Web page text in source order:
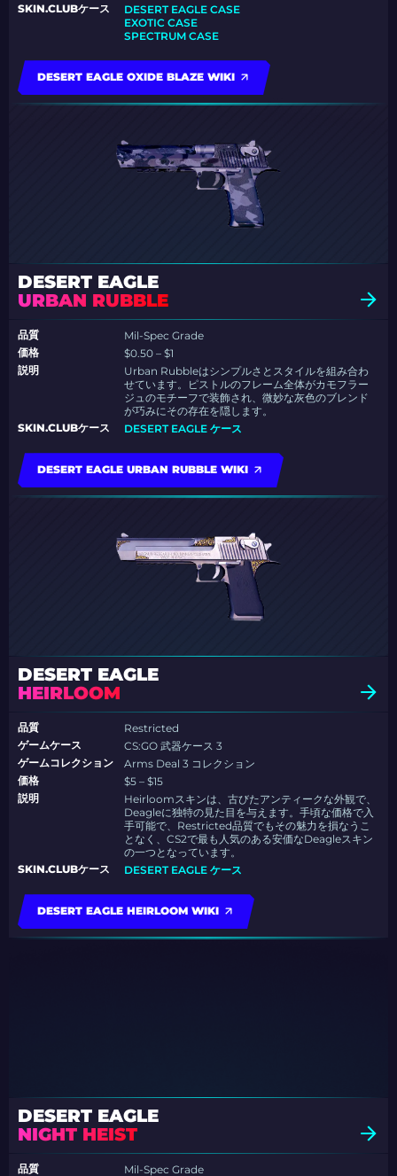
SKIN.CLUBケース
DESERT EAGLE CASE
EXOTIC CASE
SPECTRUM CASE
DESERT EAGLE OXIDE BLAZE WIKI
DESERT EAGLE
URBAN RUBBLE
品質
Mil-Spec Grade
価格
$0.50 – $1
説明
Urban Rubbleはシンプルさとスタイルを組み合わ
せています。ピストルのフレーム全体がカモフラー
ジュのモチーフで装飾され、微妙な灰色のブレンド
が巧みにその存在を隠します。
SKIN.CLUBケース
DESERT EAGLE ケース
DESERT EAGLE URBAN RUBBLE WIKI
DESERT EAGLE
HEIRLOOM
品質
Restricted
ゲームケース
CS:GO 武器ケース 3
ゲームコレクション
Arms Deal 3 コレクション
価格
$5 – $15
説明
Heirloomスキンは、古びたアンティークな外観で、
Deagleに独特の見た目を与えます。手頃な価格で入
手可能で、Restricted品質でもその魅力を損なうこ
となく、CS2で最も人気のある安価なDeagleスキン
の一つとなっています。
SKIN.CLUBケース
DESERT EAGLE ケース
DESERT EAGLE HEIRLOOM WIKI
DESERT EAGLE
NIGHT HEIST
品質
Mil-Spec Grade